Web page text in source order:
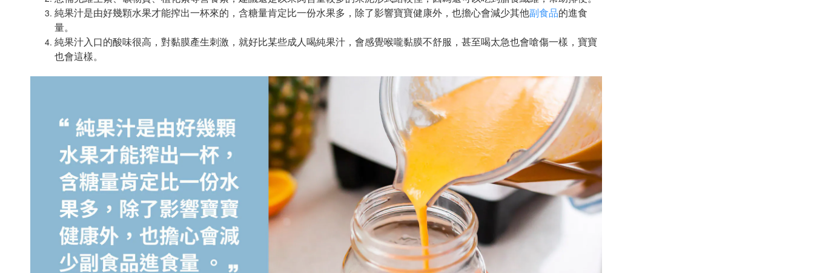
純果汁是由好幾顆水果才能搾出一杯來的，含糖量肯定比一份水果多，除了影響寶寶健康外，也擔心會減少其他副食品的進食
量。
純果汁入口的酸味很高，對黏膜產生刺激，就好比某些成人喝純果汁，會感覺喉嚨黏膜不舒服，甚至喝太急也會嗆傷一樣，寶寶
也會這樣。